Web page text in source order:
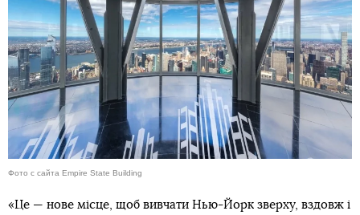
Фото с сайта Empire State Building
«Це — нове місце, щоб вивчати Нью-Йорк зверху, вздовж і